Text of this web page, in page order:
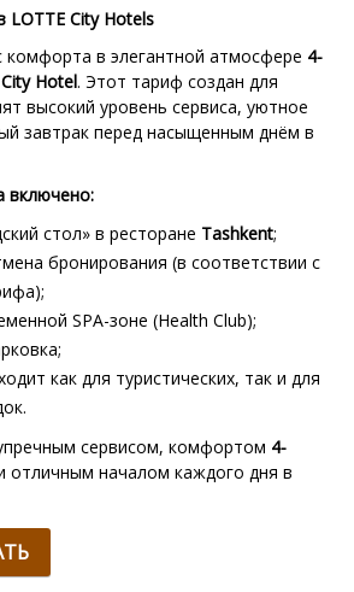
LOTTE City Hotels
комфорта в элегантной атмосфере 4-
Hotel. Этот тариф создан для
высокий уровень сервиса, уютное
завтрак перед насыщенным днём в
включено:
стол» в ресторане Tashkent;
бронирования (в соответствии с
SPA-зоне (Health Club);
как для туристических, так и для
сервисом, комфортом 4-
отличным началом каждого дня в